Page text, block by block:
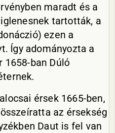
maradt és a
tartották, a
ezen a
Így adományozta a
1658-ban Dúló
érsek 1665-ben,
az érsekség
Daut is fel van